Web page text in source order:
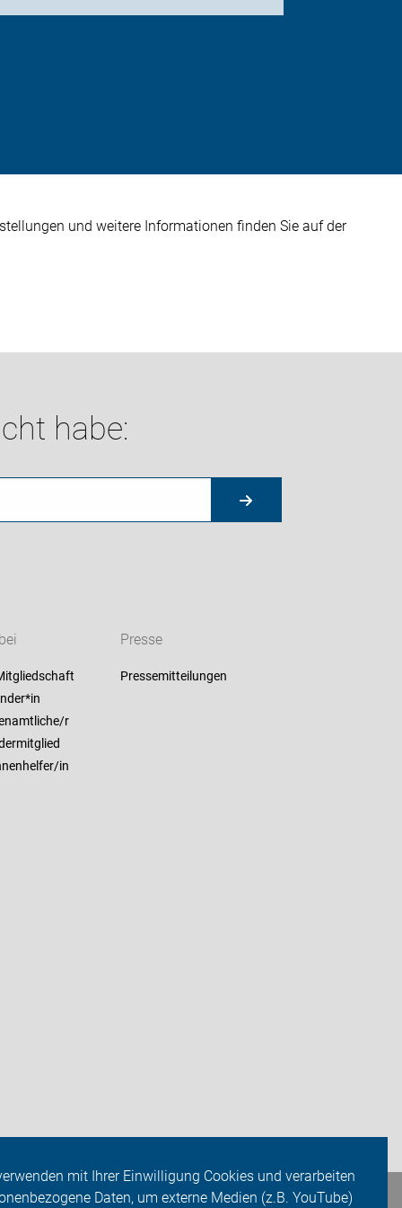
mit Ihrer Einwilligung Cookies und verarbeiten
Daten, um externe Medien (z.B. YouTube)
und weitere Informationen finden Sie auf der
habe:
r
in
Presse
Pressemitteilungen